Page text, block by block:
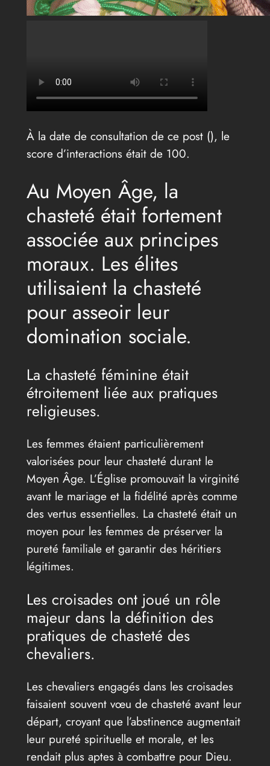
À la date de consultation de ce post (), le
score d’interactions était de 100.
Au Moyen Âge, la
chasteté était fortement
associée aux principes
moraux. Les élites
utilisaient la chasteté
pour asseoir leur
domination sociale.
La chasteté féminine était
étroitement liée aux pratiques
religieuses.
Les femmes étaient particulièrement
valorisées pour leur chasteté durant le
Moyen Âge. L’Église promouvait la virginité
avant le mariage et la fidélité après comme
des vertus essentielles. La chasteté était un
moyen pour les femmes de préserver la
pureté familiale et garantir des héritiers
légitimes.
Les croisades ont joué un rôle
majeur dans la définition des
pratiques de chasteté des
chevaliers.
Les chevaliers engagés dans les croisades
faisaient souvent vœu de chasteté avant leur
départ, croyant que l’abstinence augmentait
leur pureté spirituelle et morale, et les
rendait plus aptes à combattre pour Dieu.